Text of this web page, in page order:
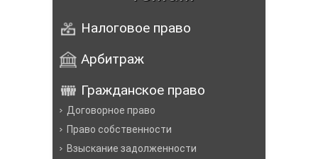
Налоговое право
Арбитраж
Гражданское право
Договорное право
Право собственности
Взыскание задолженности